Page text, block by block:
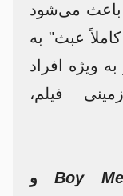
باعث می‌شود
عبث" به
ویژه افراد
فیلم،
Boy